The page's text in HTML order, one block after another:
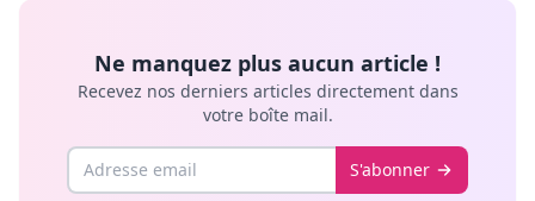
Ne manquez plus aucun article !
Recevez nos derniers articles directement dans
votre boîte mail.
Email S'abonner